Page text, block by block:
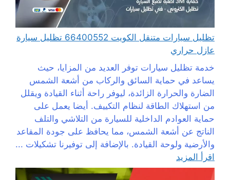
تظليل سيارات متنقل الكويت 66400552 تظليل سيارة
عازل حراري
خدمة تظليل سيارات توفر العديد من المزايا، حيث
يساعد في حماية السائق والركاب من أشعة الشمس
الضارة والحرارة الزائدة، ليوفر راحة أثناء القيادة ويقلل
من استهلاك الطاقة لنظام التكييف. أيضا يعمل على
حماية العوادم الداخلية للسيارة من التلاشي والتلف
الناتج عن أشعة الشمس، مما يحافظ على جودة المقاعد
والأرضية ولوحة القيادة. بالإضافة إلى توفيرنا تشكيلات ...
اقرأ المزيد